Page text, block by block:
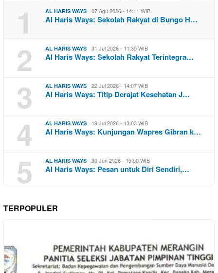
1 AL HARIS WAYS 07 Agu 2026 - 14:11 WIB
Al Haris Ways: Sekolah Rakyat di Bungo H…
2 AL HARIS WAYS 31 Jul 2026 - 11:35 WIB
Al Haris Ways: Sekolah Rakyat Terintegra…
3 AL HARIS WAYS 22 Jul 2026 - 14:07 WIB
Al Haris Ways: Titip Derajat Kesehatan J…
4 AL HARIS WAYS 19 Jul 2026 - 13:03 WIB
Al Haris Ways: Kunjungan Wapres Gibran k…
5 AL HARIS WAYS 30 Jun 2026 - 15:50 WIB
Al Haris Ways: Pesan untuk Diri Sendiri,…
TERPOPULER